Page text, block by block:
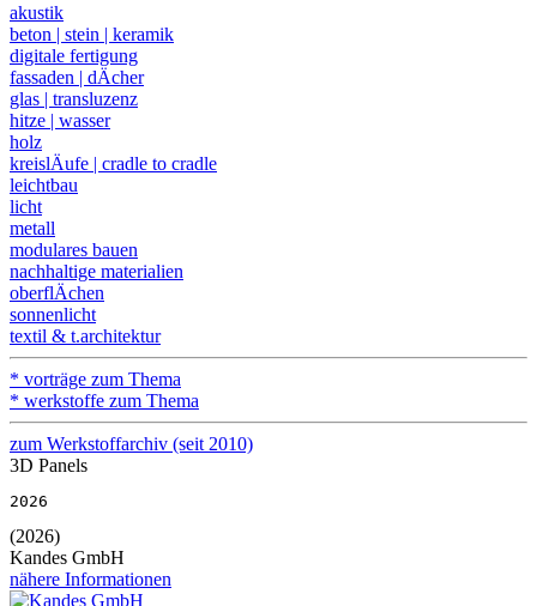
akustik
beton | stein | keramik
digitale fertigung
fassaden | dÄcher
glas | transluzenz
hitze | wasser
holz
kreislÄufe | cradle to cradle
leichtbau
licht
metall
modulares bauen
nachhaltige materialien
oberflÄchen
sonnenlicht
textil & t.architektur
* vorträge zum Thema
* werkstoffe zum Thema
zum Werkstoffarchiv (seit 2010)
3D Panels
2026
(2026)
Kandes GmbH
nähere Informationen